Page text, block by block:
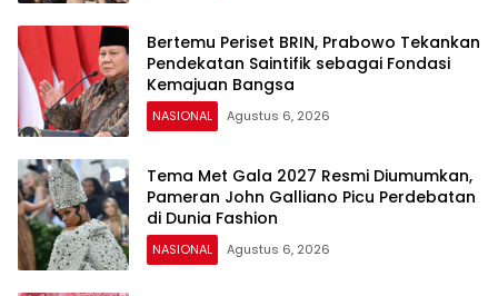
Bertemu Periset BRIN, Prabowo Tekankan
Pendekatan Saintifik sebagai Fondasi
Kemajuan Bangsa
NASIONAL Agustus 6, 2026
Tema Met Gala 2027 Resmi Diumumkan,
Pameran John Galliano Picu Perdebatan
di Dunia Fashion
NASIONAL Agustus 6, 2026